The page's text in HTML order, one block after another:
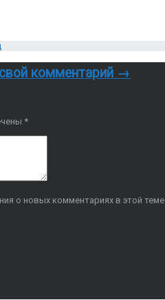
комментарий →
*
о новых комментариях в этой теме